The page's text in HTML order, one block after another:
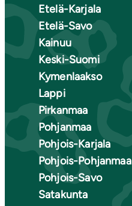
Etelä-Karjala
Etelä-Savo
Kainuu
Keski-Suomi
Kymenlaakso
Lappi
Pirkanmaa
Pohjanmaa
Pohjois-Karjala
Pohjois-Pohjanmaa
Pohjois-Savo
Satakunta